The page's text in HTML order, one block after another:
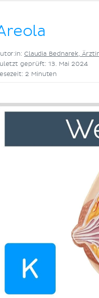
Claudia Bednarek,
geprüft: 13. Mai 2024
2 Minuten